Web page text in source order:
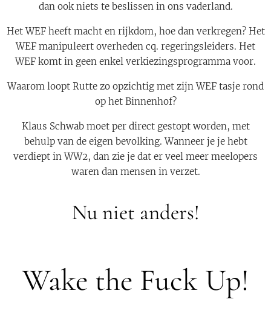
dan ook niets te beslissen in ons vaderland.
Het WEF heeft macht en rijkdom, hoe dan verkregen? Het
WEF manipuleert overheden cq. regeringsleiders. Het
WEF komt in geen enkel verkiezingsprogramma voor.
Waarom loopt Rutte zo opzichtig met zijn WEF tasje rond
op het Binnenhof?
Klaus Schwab moet per direct gestopt worden, met
behulp van de eigen bevolking. Wanneer je je hebt
verdiept in WW2, dan zie je dat er veel meer meelopers
waren dan mensen in verzet.
Nu niet anders!
Wake the Fuck Up!